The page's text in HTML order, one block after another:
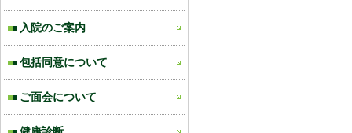
入院のご案内
包括同意について
ご面会について